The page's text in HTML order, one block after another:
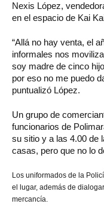
Nexis López,
en el espacio de Kai
“Allá no hay venta, el
informales nos
soy madre de cinco
por eso no me puedo
puntualizó López.
Un grupo de
funcionarios de
su sitio y a las 4.00 de
casas, pero que no lo
Los uniformados de la
el lugar, además de
mercancía.